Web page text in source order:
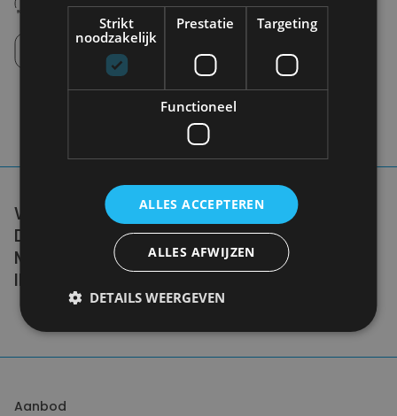
Nooit meer spijt van krijgen
Click en Collect
Afhalen in de winkel tussen 10u-18u.
WE DON'T NEED A HANDFUL OF PEOPLE
DOING ZERO WASTE PERFECTLY. WE NEED
MILLIONS OF PEOPLE DOING IT
IMPERFECTLY.
Aanbod
Strikt
noodzakelijk
Prestatie Targeting
Functioneel
ALLES ACCEPTEREN
ALLES AFWIJZEN
DETAILS WEERGEVEN